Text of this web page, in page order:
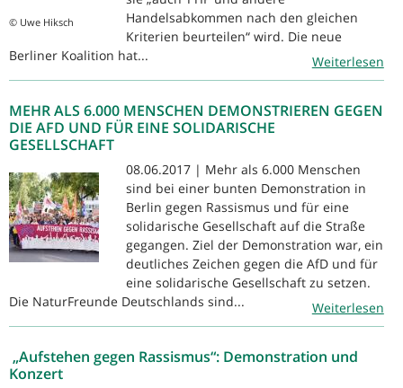
© Uwe Hiksch
Handelsabkommen nach den gleichen
Kriterien beurteilen“ wird. Die neue
Berliner Koalition hat...
Weiterlesen
MEHR ALS 6.000 MENSCHEN DEMONSTRIEREN GEGEN
DIE AFD UND FÜR EINE SOLIDARISCHE
GESELLSCHAFT
08.06.2017 | Mehr als 6.000 Menschen
sind bei einer bunten Demonstration in
Berlin gegen Rassismus und für eine
solidarische Gesellschaft auf die Straße
gegangen. Ziel der Demonstration war, ein
deutliches Zeichen gegen die AfD und für
eine solidarische Gesellschaft zu setzen.
Die NaturFreunde Deutschlands sind...
Weiterlesen
„Aufstehen gegen Rassismus“: Demonstration und
Konzert